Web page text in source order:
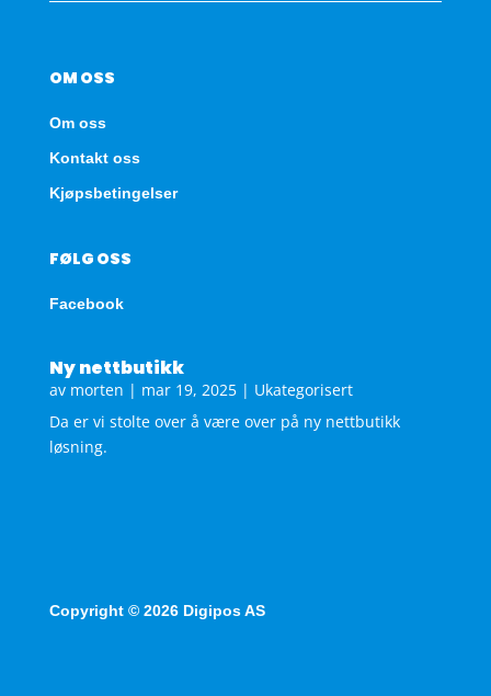
OM OSS
Om oss
Kontakt oss
Kjøpsbetingelser
FØLG OSS
Facebook
Ny nettbutikk
av morten | mar 19, 2025| Ukategorisert
Da er vi stolte over å være over på ny nettbutikk
løsning.
Copyright © 2026 Digipos AS